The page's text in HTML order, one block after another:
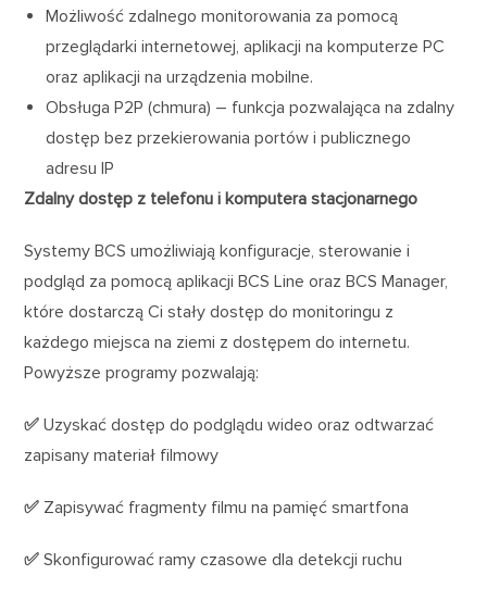
Możliwość zdalnego monitorowania za pomocą
przeglądarki internetowej, aplikacji na komputerze PC
oraz aplikacji na urządzenia mobilne.
Obsługa P2P (chmura) – funkcja pozwalająca na zdalny
dostęp bez przekierowania portów i publicznego
adresu IP
Zdalny dostęp z telefonu i komputera stacjonarnego
Systemy BCS umożliwiają konfiguracje, sterowanie i
podgląd za pomocą aplikacji BCS Line oraz BCS Manager,
które dostarczą Ci stały dostęp do monitoringu z
każdego miejsca na ziemi z dostępem do internetu.
Powyższe programy pozwalają:
✅ Uzyskać dostęp do podglądu wideo oraz odtwarzać
zapisany materiał filmowy
✅ Zapisywać fragmenty filmu na pamięć smartfona
✅ Skonfigurować ramy czasowe dla detekcji ruchu